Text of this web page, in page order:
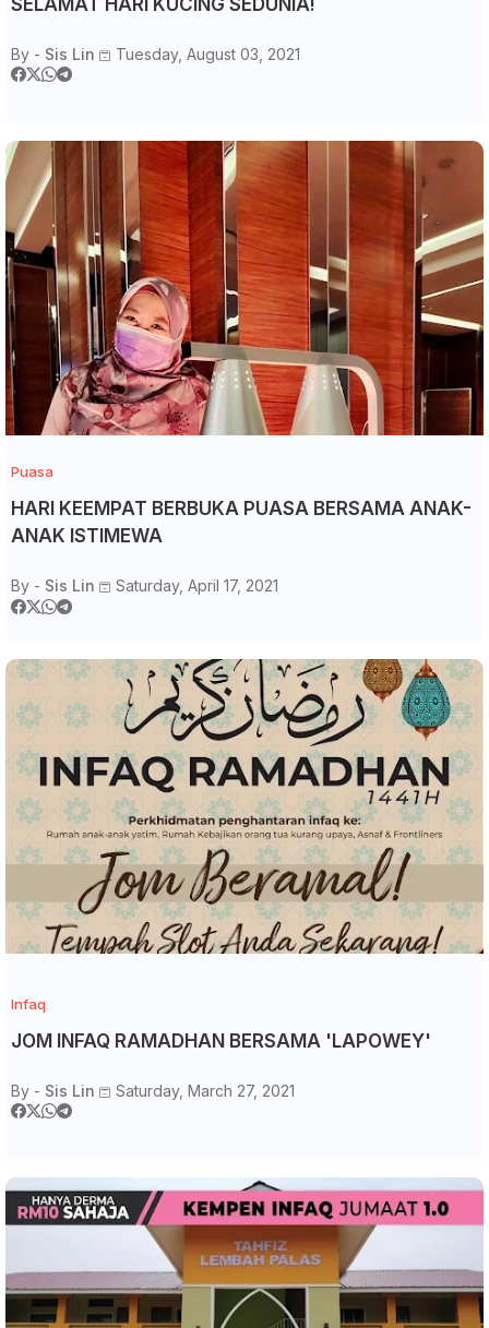
By - Sis Lin Tuesday, August 03, 2021
Puasa
HARI KEEMPAT BERBUKA PUASA BERSAMA ANAK-
ANAK ISTIMEWA
By - Sis Lin Saturday, April 17, 2021
Infaq
JOM INFAQ RAMADHAN BERSAMA 'LAPOWEY'
By - Sis Lin Saturday, March 27, 2021